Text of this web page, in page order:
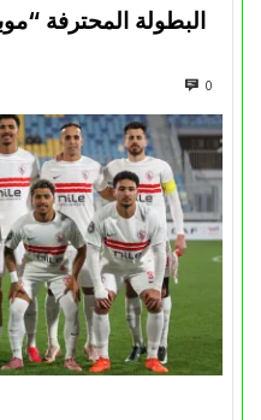
البطولة المحترفة
0